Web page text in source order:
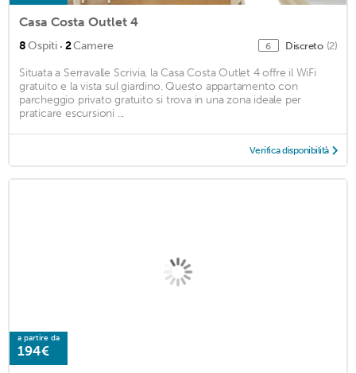
Casa Costa Outlet 4
8Ospiti · 2Camere 6 Discreto (2)
Situata a Serravalle Scrivia, la Casa Costa Outlet 4 offre il WiFi
gratuito e la vista sul giardino. Questo appartamento con
parcheggio privato gratuito si trova in una zona ideale per
praticare escursioni ...
Verifica disponibilità
a partire da
194€